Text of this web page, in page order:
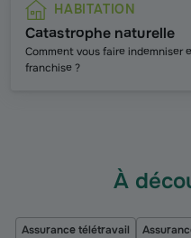
HABITATION
Catastrophe naturelle
Comment vous faire indemniser
franchise ?
À
Assurance télétravail